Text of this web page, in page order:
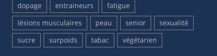
dopage
entraineurs
fatigue
lésions musculaires
peau senior
sexualité
sucre
surpoids tabac végétarien